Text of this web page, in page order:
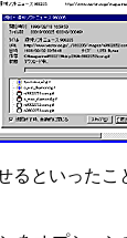
るといったこ